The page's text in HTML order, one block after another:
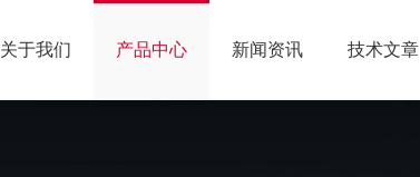
关于我们 产品中心 新闻资讯 技术文章